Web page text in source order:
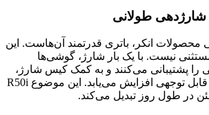
شارژدهی طولانی
انکر، باتری قدرتمند آن‌هاست. این
نیست. با یک بار شارژ، گوشی‌ها
پشتیبانی می‌کنند و به کمک کیس شارژ،
زمان استفاده به شکل قابل توجهی افزایش می‌یابد. این موضوع R50i